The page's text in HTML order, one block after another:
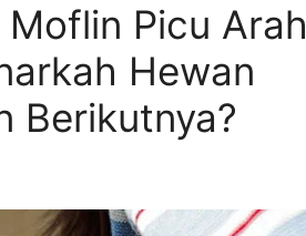
Picu Arah
Hewan
Berikutnya?